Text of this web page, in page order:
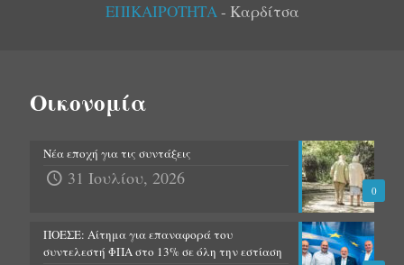
ΕΠΙΚΑΙΡΟΤΗΤΑ- Καρδίτσα
Οικονομία
0
Νέα εποχή για τις συντάξεις
31 Ιουλίου, 2026
ΠΟΕΣΕ: Αίτημα για επαναφορά του
συντελεστή ΦΠΑ στο 13% σε όλη την εστίαση